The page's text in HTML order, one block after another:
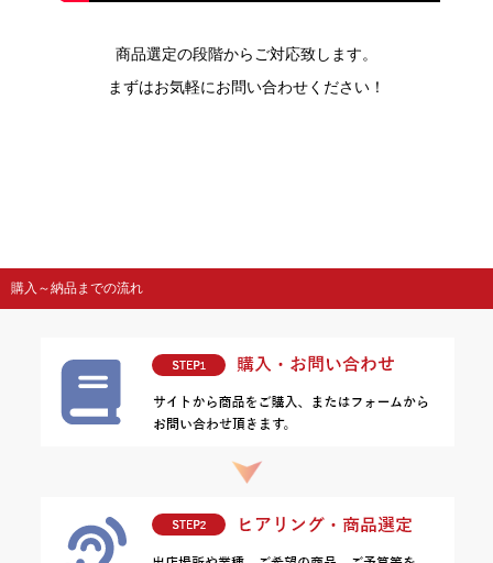
商品選定の段階からご対応致します。
まずはお気軽にお問い合わせください！
購入～納品までの流れ